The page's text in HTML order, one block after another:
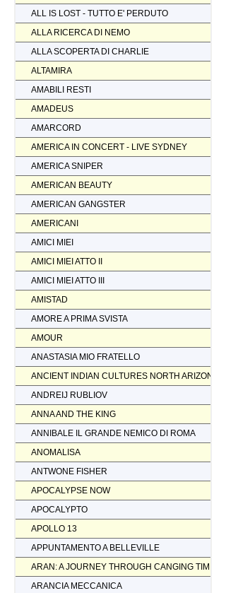
ALL IS LOST - TUTTO E' PERDUTO
ALLA RICERCA DI NEMO
ALLA SCOPERTA DI CHARLIE
ALTAMIRA
AMABILI RESTI
AMADEUS
AMARCORD
AMERICA IN CONCERT - LIVE SYDNEY
AMERICA SNIPER
AMERICAN BEAUTY
AMERICAN GANGSTER
AMERICANI
AMICI MIEI
AMICI MIEI ATTO II
AMICI MIEI ATTO III
AMISTAD
AMORE A PRIMA SVISTA
AMOUR
ANASTASIA MIO FRATELLO
ANCIENT INDIAN CULTURES NORTH ARIZONA
ANDREIJ RUBLIOV
ANNA AND THE KING
ANNIBALE IL GRANDE NEMICO DI ROMA
ANOMALISA
ANTWONE FISHER
APOCALYPSE NOW
APOCALYPTO
APOLLO 13
APPUNTAMENTO A BELLEVILLE
ARAN: A JOURNEY THROUGH CANGING TIMES
ARANCIA MECCANICA